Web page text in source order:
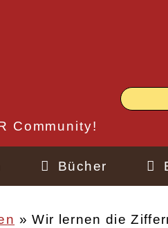
Community!
Bücher
Wir lernen die